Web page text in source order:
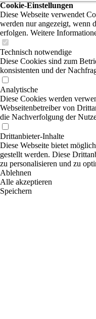
Cookie-Einstellungen
Diese Webseite verwendet
werden nur angezeigt, wenn
erfolgen. Weitere
Technisch notwendige
Diese Cookies sind zum
konsistenten und der
Analytische
Diese Cookies werden
Webseitenbetreiber von
die Nachverfolgung der
Drittanbieter-Inhalte
Diese Webseite bietet
gestellt werden. Diese
zu personalisieren und zu
Ablehnen
Alle akzeptieren
Speichern